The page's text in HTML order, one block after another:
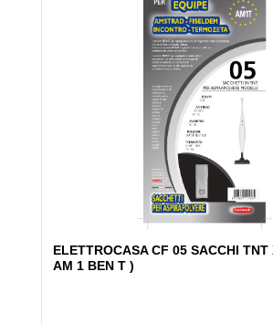
ELETTROCASA CF 05 SACCHI TNT
AM 1 BEN T )